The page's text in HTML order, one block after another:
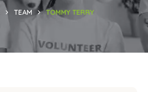
TEAM TOMMY TERRY